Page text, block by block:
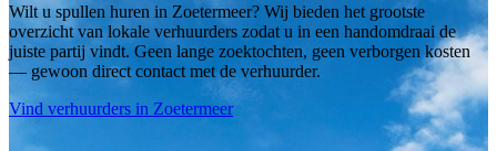
Wilt u spullen huren in Zoetermeer? Wij bieden het grootste
overzicht van lokale verhuurders zodat u in een handomdraai de
juiste partij vindt. Geen lange zoektochten, geen verborgen kosten
— gewoon direct contact met de verhuurder.
Vind verhuurders in Zoetermeer